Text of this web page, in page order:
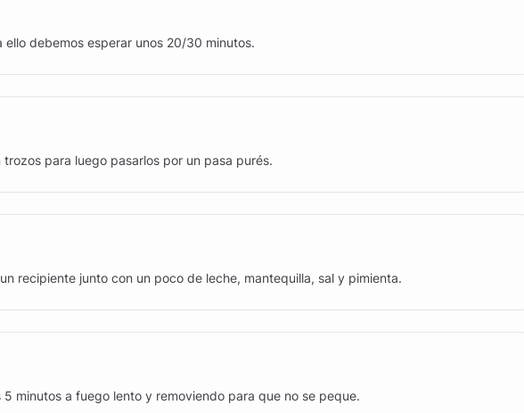
debemos esperar unos 20/30 minutos.
para luego pasarlos por un pasa purés.
recipiente junto con un poco de leche, mantequilla, sal y pimienta.
5 minutos a fuego lento y removiendo para que no se peque.